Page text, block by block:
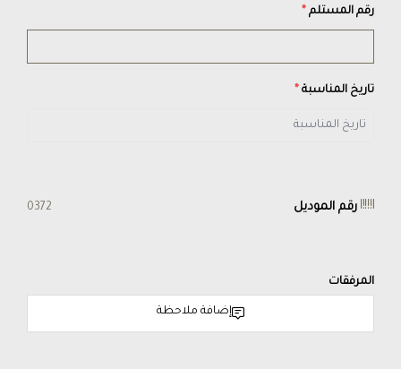
رقم المستلم *
تاريخ المناسبة *
رقم الموديل 0372
المرفقات
إضافة ملاحظة